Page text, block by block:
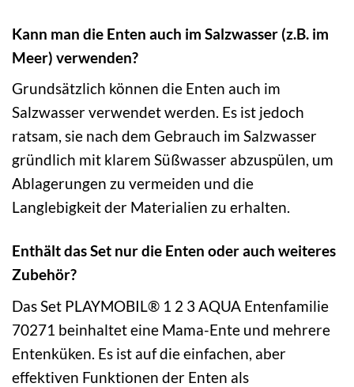
Kann man die Enten auch im Salzwasser (z.B. im
Meer) verwenden?
Grundsätzlich können die Enten auch im
Salzwasser verwendet werden. Es ist jedoch
ratsam, sie nach dem Gebrauch im Salzwasser
gründlich mit klarem Süßwasser abzuspülen, um
Ablagerungen zu vermeiden und die
Langlebigkeit der Materialien zu erhalten.
Enthält das Set nur die Enten oder auch weiteres
Zubehör?
Das Set PLAYMOBIL® 1 2 3 AQUA Entenfamilie
70271 beinhaltet eine Mama-Ente und mehrere
Entenküken. Es ist auf die einfachen, aber
effektiven Funktionen der Enten als